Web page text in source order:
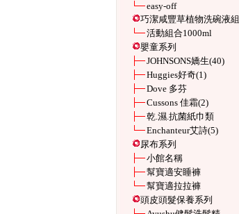
easy-off
巧潔咸豐草植物洗碗液組
活動組合1000ml
嬰童系列
JOHNSONS嬌生(40)
Huggies好奇(1)
Dove 多芬
Cussons 佳霜(2)
乾.濕.抗菌紙巾類
Enchanteur艾詩(5)
尿布系列
小館名稱
幫寶適安睡褲
幫寶適拉拉褲
頭皮頭髮保養系列